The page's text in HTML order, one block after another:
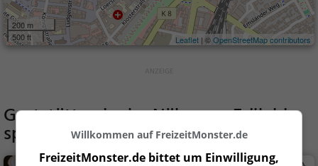
200 m
500 ft
Leaflet | ©OpenStreetMap contributors
Gaststätten in der Nähe vonFrüh bis
spät Willkommen auf FreizeitMonster.de
FreizeitMonster.de bittet um Einwilligung,